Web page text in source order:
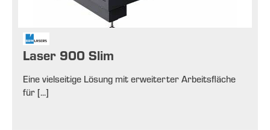
Laser 900 Slim
Eine vielseitige Lösung mit erweiterter Arbeitsfläche
für [...]